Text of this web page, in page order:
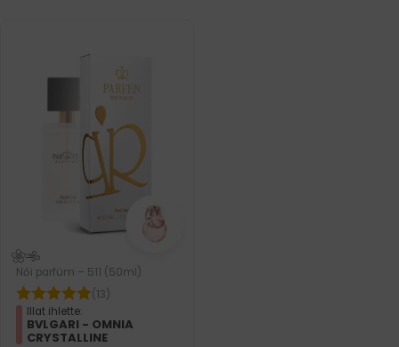
Női parfüm – 511 (50ml)
(13)
Illat ihlette:
BVLGARI - OMNIA
CRYSTALLINE